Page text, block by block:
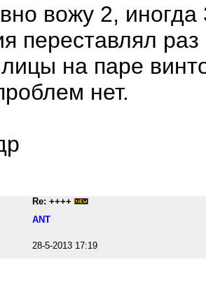
вожу 2,
переставлял
на паре
нет.
Re: ++++
ANT
28-5-2013 17:19